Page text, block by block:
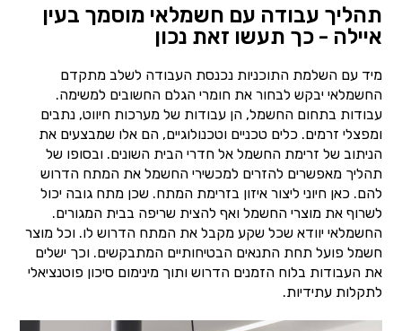
תהליך עבודה עם חשמלאי מוסמך בעין
איילה - כך תעשו זאת נכון
מיד עם השלמת התוכניות נכנסת העבודה לשלב מתקדם
החשמלאי יבקש לבחור את חומרי הגלם החשובים למשימה.
עבודות בתחום החשמל, הן עבודות של מערכות חיווט, נתבים
ומפצלי זרמים. כלים טכניים וטכנולוגיים, הם אלו שמבצעים את
הניתוב של זרימת החשמל אל חדרי הבית השונים. ובסופו של
תהליך מאפשרים להזרים למכשירי החשמל את המתח הדרוש
להם. כאן חיוני ליצור איזון בזרימת המתח. שכן מתח גובה יכול
לשרוף את מוצרי החשמל ואף להצית שריפה בבית המגורים.
החשמלאי יוודא שכל שקע מקבל את המתח הדרוש לו. וכל מוצר
חשמל פועל תחת התנאים הבטיחותיים המתבקשים. וכך ישלים
את העבודות בלוח הזמנים הדרוש ותוך מינימום סיכון פוטנציאלי
לתקלות עתידיות.